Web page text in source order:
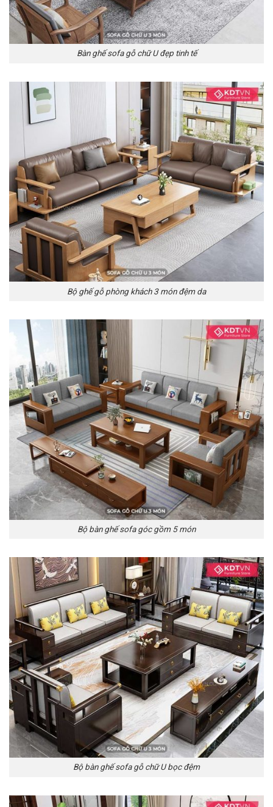
Bàn ghế sofa gỗ chữ U đẹp tinh tế
Bộ ghế gỗ phòng khách 3 món đệm da
Bộ bàn ghế sofa góc gồm 5 món
Bộ bàn ghế sofa gỗ chữ U bọc đệm